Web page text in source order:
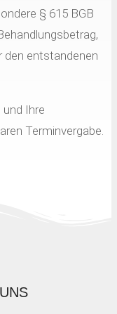
§ 615 BGB
den entstandenen
Ihre
Terminvergabe.